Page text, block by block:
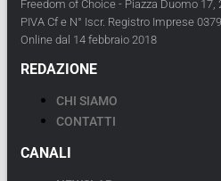
Freedom of Choice - Piazza Duomo 17,
PIVA Cf e N° Iscr. Registro Imprese
Online dal 14 febbraio 2018
REDAZIONE
CHI SIAMO
CONTATTI
CANALI